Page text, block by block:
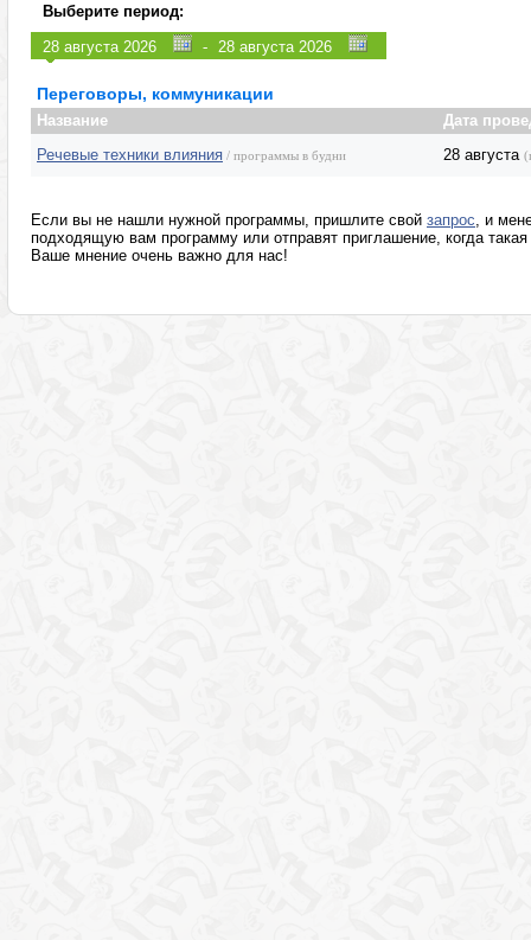
Управление персоналом (HR)
Продажи, клиенты, сервис
Секретариат, делопроизводство, этикет
Программы
Выберите период:
-
Переговоры, коммуникации
Название
Дата
Речевые техники влияния / программы в будни 28 августа
Если вы не нашли нужной программы, пришлите свой запрос, и
подходящую вам программу или отправят приглашение, когда
Ваше мнение очень важно для нас!